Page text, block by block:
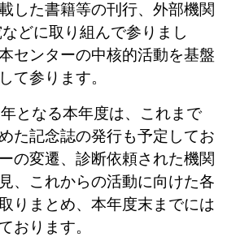
した書籍等の刊行、外部機関
どに取り組んで参りまし
センターの中核的活動を基盤
て参ります。
となる本年度は、これまで
た記念誌の発行も予定してお
の変遷、診断依頼された機関
、これからの活動に向けた各
りまとめ、本年度末までには
おります。